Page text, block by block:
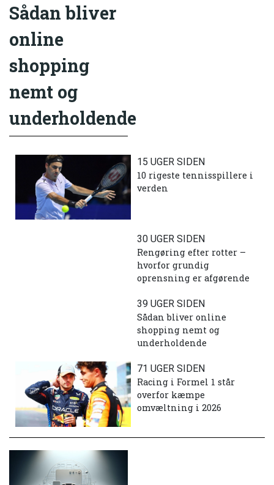
Sådan bliver
online
shopping
nemt og
underholdende
15 UGER SIDEN
10 rigeste tennisspillere i
verden
30 UGER SIDEN
Rengøring efter rotter –
hvorfor grundig
oprensning er afgørende
39 UGER SIDEN
Sådan bliver online
shopping nemt og
underholdende
71 UGER SIDEN
Racing i Formel 1 står
overfor kæmpe
omvæltning i 2026